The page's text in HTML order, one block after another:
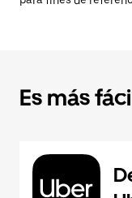
Es más